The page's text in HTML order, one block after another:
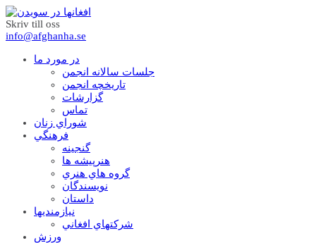
Skriv till oss
info@afghanha.se
در مورد ما
جلسات سالانه انجمن
تاریخچه انجمن
گزارشات
تماس
شوراي زنان
فرهنگي
گنجينه
هنرپيشه ها
گروه هاي هنري
نويسندگان
داستان
نيازمنديها
شرکتهاي افغاني
ورزش